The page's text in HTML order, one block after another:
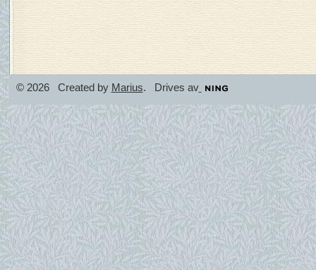
© 2026 Created by Marius. Drives av